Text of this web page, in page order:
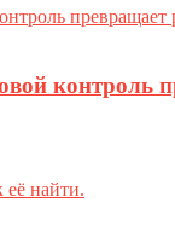
контроль